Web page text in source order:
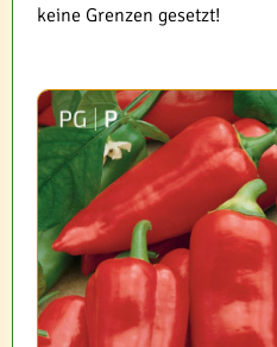
keine Grenzen gesetzt!